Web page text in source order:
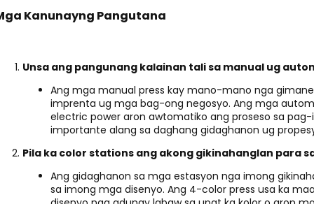
Kanunayng Pangutana
Unsa ang pangunang kalainan tali sa manual ug
Ang mga manual press kay mano-mano nga
imprenta ug mga bag-ong negosyo. Ang mga
electric power aron awtomatiko ang proseso sa
importante alang sa daghang gidaghanon ug
Pila ka color stations ang akong gikinahanglan para
Ang gidaghanon sa mga estasyon nga imong
sa imong mga disenyo. Ang 4-color press usa ka